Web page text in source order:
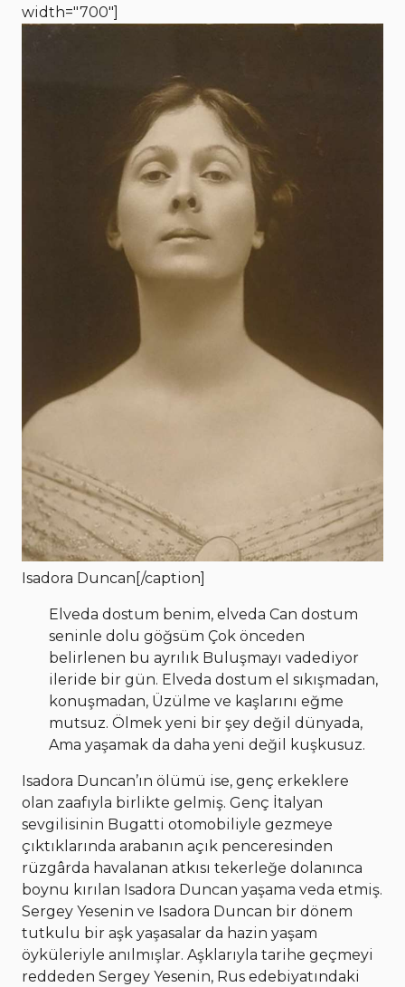
width="700"]
Isadora Duncan[/caption]
Elveda dostum benim, elveda Can dostum
seninle dolu göğsüm Çok önceden
belirlenen bu ayrılık Buluşmayı vadediyor
ileride bir gün. Elveda dostum el sıkışmadan,
konuşmadan, Üzülme ve kaşlarını eğme
mutsuz. Ölmek yeni bir şey değil dünyada,
Ama yaşamak da daha yeni değil kuşkusuz.
Isadora Duncan’ın ölümü ise, genç erkeklere
olan zaafıyla birlikte gelmiş. Genç İtalyan
sevgilisinin Bugatti otomobiliyle gezmeye
çıktıklarında arabanın açık penceresinden
rüzgârda havalanan atkısı tekerleğe dolanınca
boynu kırılan Isadora Duncan yaşama veda etmiş.
Sergey Yesenin ve Isadora Duncan bir dönem
tutkulu bir aşk yaşasalar da hazin yaşam
öyküleriyle anılmışlar. Aşklarıyla tarihe geçmeyi
reddeden Sergey Yesenin, Rus edebiyatındaki